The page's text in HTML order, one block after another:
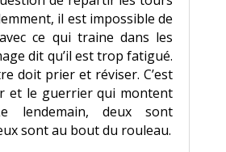
il est impossible de
ce qui traine dans les
dit qu’il est trop fatigué.
doit prier et réviser. C’est
et le guerrier qui montent
lendemain, deux sont
sont au bout du rouleau.